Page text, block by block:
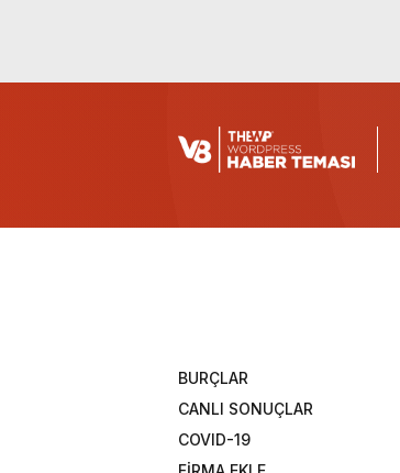
BURÇLAR
CANLI SONUÇLAR
COVID-19